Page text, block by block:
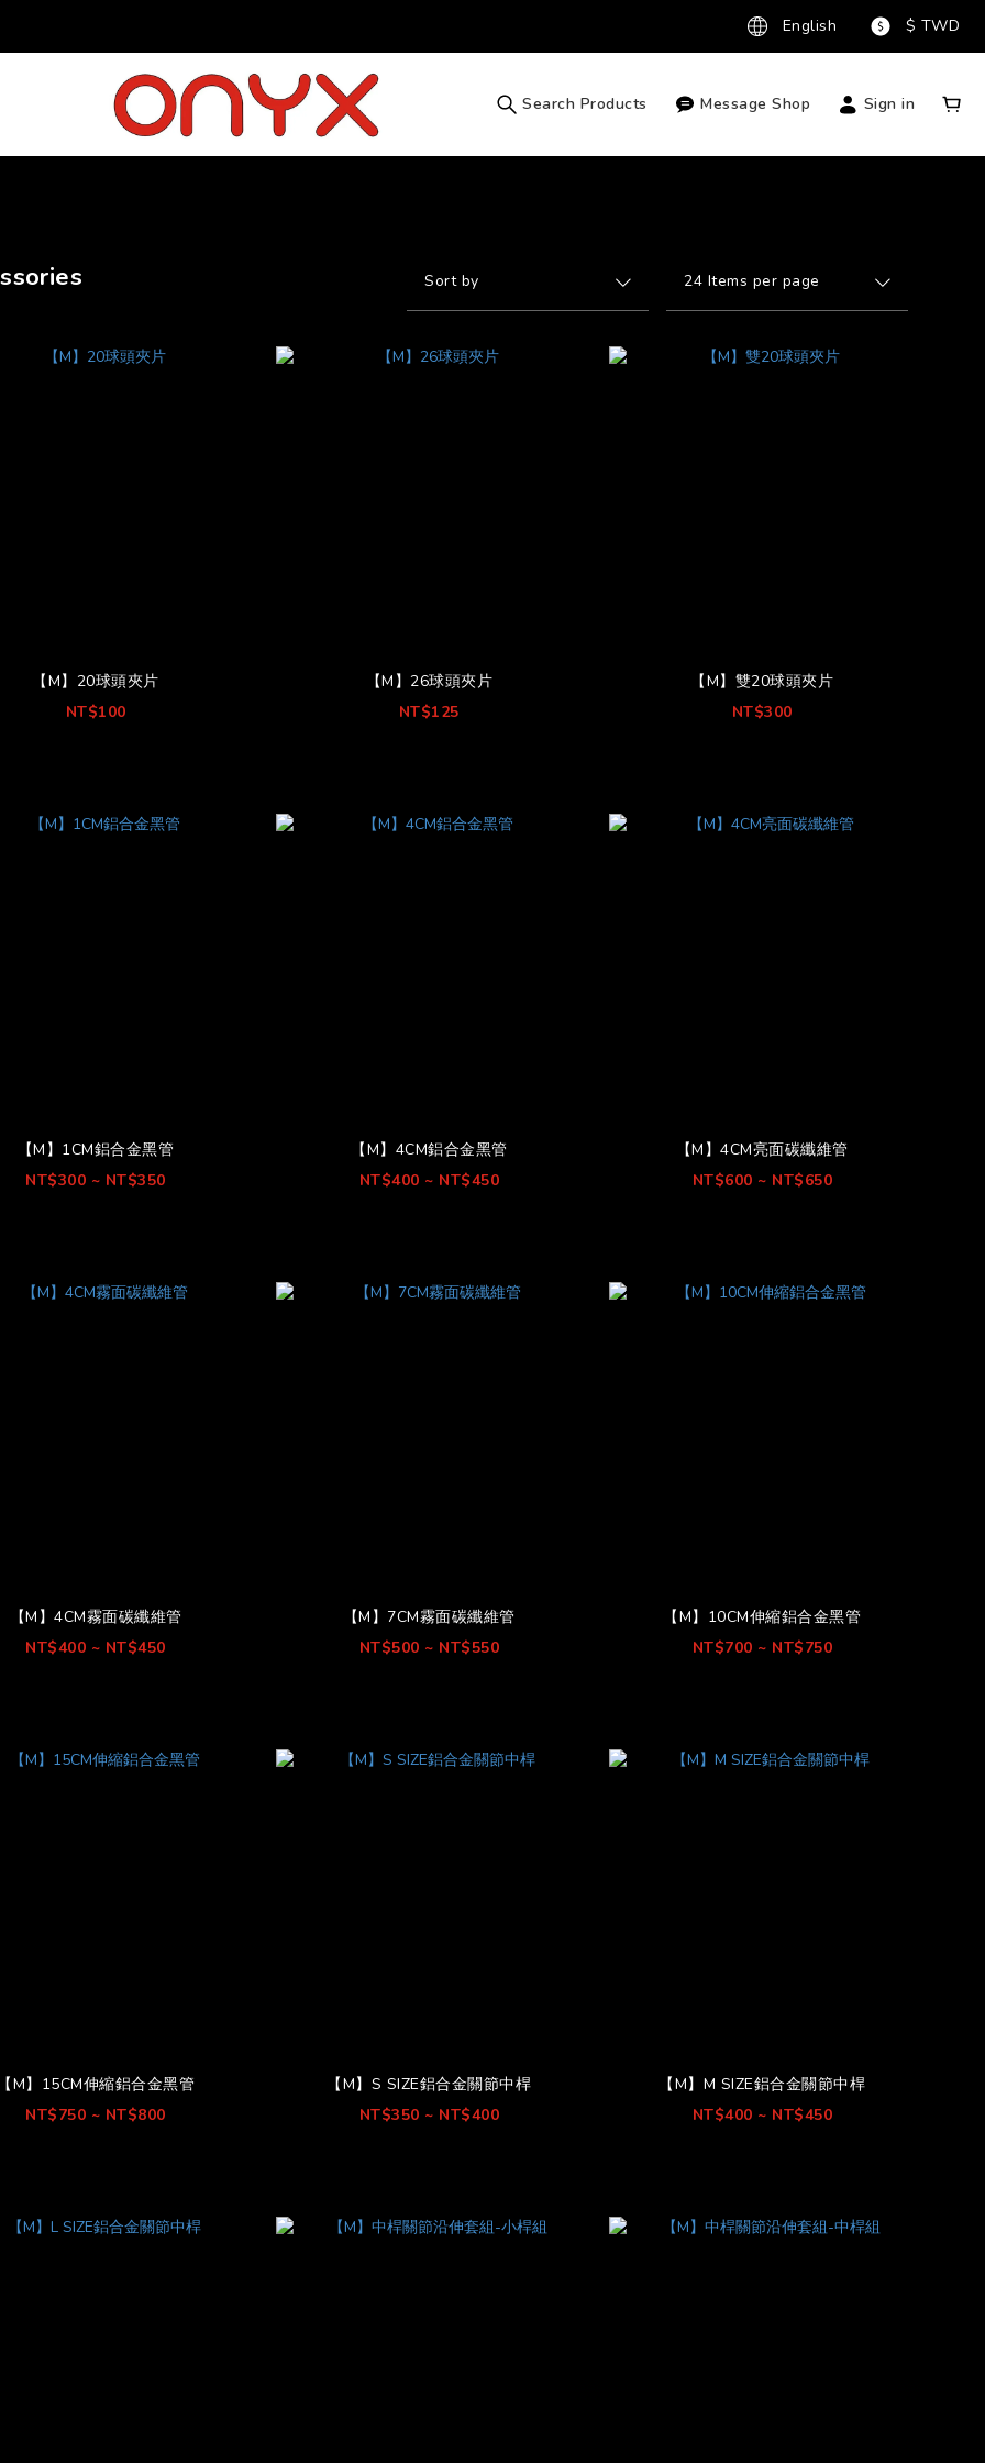
English $ TWD
Search Products Message Shop Sign in
Sort by 24 Items per page
【M】20球頭夾片
NT$100
【M】26球頭夾片
NT$125
【M】雙20球頭夾片
NT$300
【M】1CM鋁合金黑管
NT$300 ~ NT$350
【M】4CM鋁合金黑管
NT$400 ~ NT$450
【M】4CM亮面碳纖維管
NT$600 ~ NT$650
【M】4CM霧面碳纖維管
NT$400 ~ NT$450
【M】7CM霧面碳纖維管
NT$500 ~ NT$550
【M】10CM伸縮鋁合金黑管
NT$700 ~ NT$750
M】15CM伸縮鋁合金黑管
NT$750 ~ NT$800
【M】S SIZE鋁合金關節中桿
NT$350 ~ NT$400
【M】M SIZE鋁合金關節中桿
NT$400 ~ NT$450